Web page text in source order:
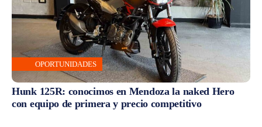
OPORTUNIDADES
Hunk 125R: conocimos en Mendoza la naked Hero
con equipo de primera y precio competitivo